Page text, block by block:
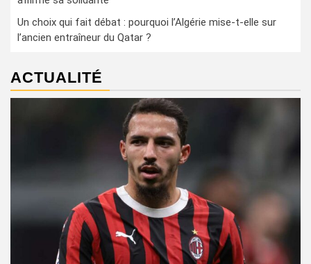
Un choix qui fait débat : pourquoi l’Algérie mise-t-elle sur
l’ancien entraîneur du Qatar ?
ACTUALITÉ